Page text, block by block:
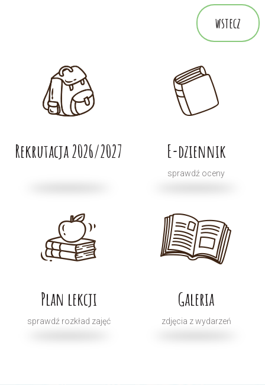
wstecz
Rekrutacja 2026/2027 E-dziennik
sprawdź oceny
Plan lekcji
sprawdź rozkład zajęć
Galeria
zdjęcia z wydarzeń